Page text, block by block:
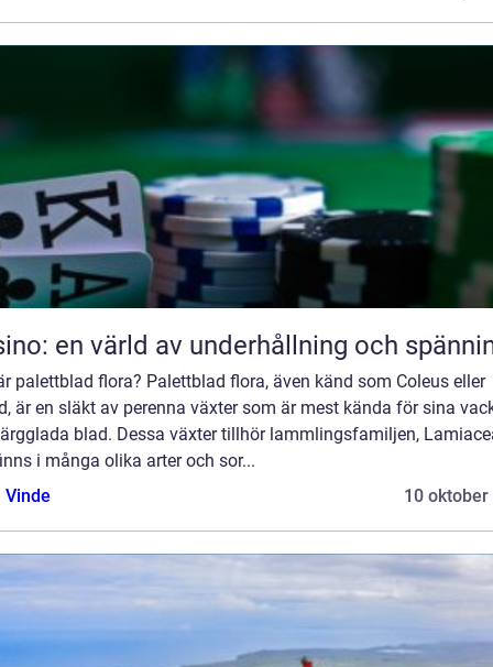
en värld av underhållning och
palettblad flora? Palettblad flora, även känd som Coleus eller
är en släkt av perenna växter som är mest kända för sina
blad. Dessa växter tillhör lammlingsfamiljen,
i många olika arter och sor...
Vinde
10 oktober